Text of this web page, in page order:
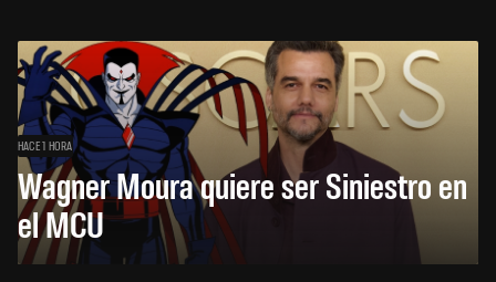
HACE 1 HORA
Wagner Moura quiere ser Siniestro en
el MCU